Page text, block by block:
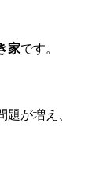
家です。
が増え、